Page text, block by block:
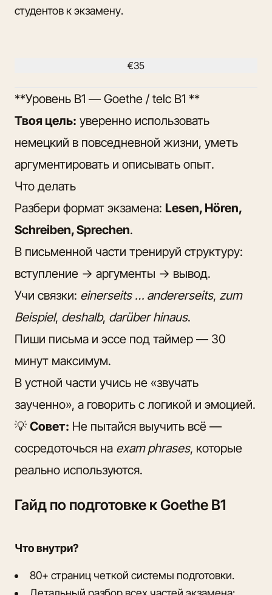
студентов к экзамену.
€35
**Уровень B1 — Goethe / telc B1 **
Твоя цель: уверенно использовать
немецкий в повседневной жизни, уметь
аргументировать и описывать опыт.
Что делать
Разбери формат экзамена: Lesen, Hören,
Schreiben, Sprechen.
В письменной части тренируй структуру:
вступление → аргументы → вывод.
Учи связки: einerseits … andererseits, zum
Beispiel, deshalb, darüber hinaus.
Пиши письма и эссе под таймер — 30
минут максимум.
В устной части учись не «звучать
заученно», а говорить с логикой и эмоцией.
💡 Совет: Не пытайся выучить всё —
сосредоточься на exam phrases, которые
реально используются.
Гайд по подготовке к Goethe B1
Что внутри?
80+ страниц четкой системы подготовки.